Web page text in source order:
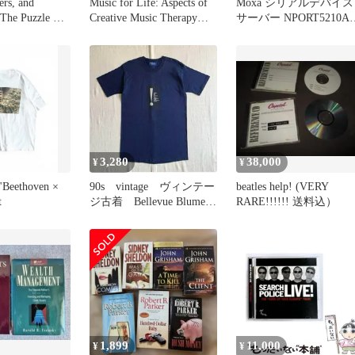
and
Puzzle Of
Music for Life: Aspects of
Creative Music Therapy
Moxa シリアルデバイス
サーバー NPORT5210A
ワーク機器
×
¥3,280
90s vintage ヴィンテー
ジ古着 Bellevue Blume
嘆符 メッセージロゴプ
リント 半袖Tシャツ
カットソー ネイビー
一点物 L Y2K C-
BOY ストリート
exclamation mark print-t
¥38,000
beatles help! (VERY
RARE!!!!!! 送料込）
¥ 1,899 ¥ 11,000